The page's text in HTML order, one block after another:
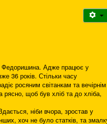
Федоришина. Адже працює у
36 років. Стільки часу
росяним світанкам та вечірнім
щоб був хліб та до хліба,
ніби вчора, зростав у
хоч не було статків, та